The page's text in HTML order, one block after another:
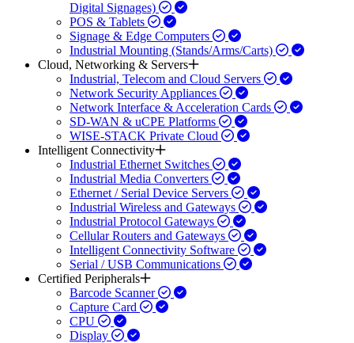
Digital Signages)
POS & Tablets
Signage & Edge Computers
Industrial Mounting (Stands/Arms/Carts)
Cloud, Networking & Servers
Industrial, Telecom and Cloud Servers
Network Security Appliances
Network Interface & Acceleration Cards
SD-WAN & uCPE Platforms
WISE-STACK Private Cloud
Intelligent Connectivity
Industrial Ethernet Switches
Industrial Media Converters
Ethernet / Serial Device Servers
Industrial Wireless and Gateways
Industrial Protocol Gateways
Cellular Routers and Gateways
Intelligent Connectivity Software
Serial / USB Communications
Certified Peripherals
Barcode Scanner
Capture Card
CPU
Display